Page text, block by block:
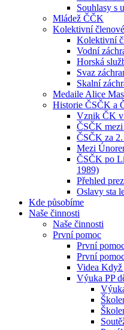
Souhlasy s
Mládež ČČK
Kolektivní členové
Kolektivní
Vodní
Horská
Svaz
Skalní
Medaile Alice
Historie ČSČK a
Vznik ČK v
ČSČK
ČSČK za
Mezi
ČSČK po
1989)
Přehled
Oslavy sta
Kde působíme
Naše činnosti
Naše činnosti
První pomoc
První
První
Videa
Výuka PP